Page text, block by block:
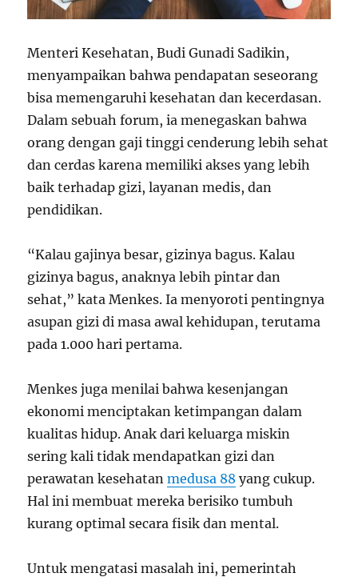
Menteri Kesehatan, Budi Gunadi Sadikin,
menyampaikan bahwa pendapatan seseorang
bisa memengaruhi kesehatan dan kecerdasan.
Dalam sebuah forum, ia menegaskan bahwa
orang dengan gaji tinggi cenderung lebih sehat
dan cerdas karena memiliki akses yang lebih
baik terhadap gizi, layanan medis, dan
pendidikan.
“Kalau gajinya besar, gizinya bagus. Kalau
gizinya bagus, anaknya lebih pintar dan
sehat,” kata Menkes. Ia menyoroti pentingnya
asupan gizi di masa awal kehidupan, terutama
pada 1.000 hari pertama.
Menkes juga menilai bahwa kesenjangan
ekonomi menciptakan ketimpangan dalam
kualitas hidup. Anak dari keluarga miskin
sering kali tidak mendapatkan gizi dan
perawatan kesehatanmedusa 88 yang cukup.
Hal ini membuat mereka berisiko tumbuh
kurang optimal secara fisik dan mental.
Untuk mengatasi masalah ini, pemerintah